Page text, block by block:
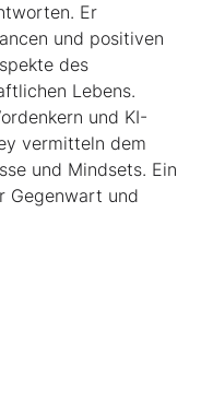
Er
und positiven
des
Lebens.
und KI-
vermitteln dem
und Mindsets. Ein
Gegenwart und